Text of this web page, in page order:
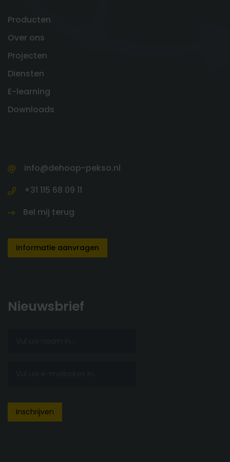
Producten
Over ons
Projecten
Diensten
E-learning
Downloads
info@dehoop-pekso.nl
+31 115 68 09 11
Bel mij terug
Informatie aanvragen
Nieuwsbrief